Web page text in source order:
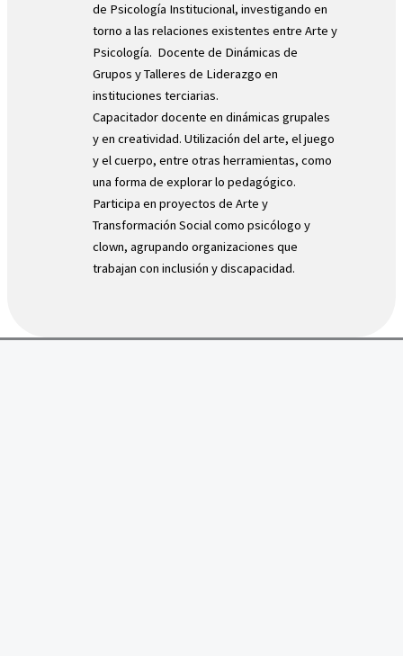
de Psicología Institucional, investigando en
torno a las relaciones existentes entre Arte y
Psicología. Docente de Dinámicas de
Grupos y Talleres de Liderazgo en
instituciones terciarias.
Capacitador docente en dinámicas grupales
y en creatividad. Utilización del arte, el juego
y el cuerpo, entre otras herramientas, como
una forma de explorar lo pedagógico.
Participa en proyectos de Arte y
Transformación Social como psicólogo y
clown, agrupando organizaciones que
trabajan con inclusión y discapacidad.